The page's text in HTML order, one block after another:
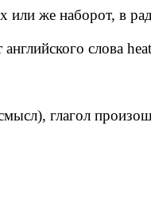
или же наборот, в
слова
глагол